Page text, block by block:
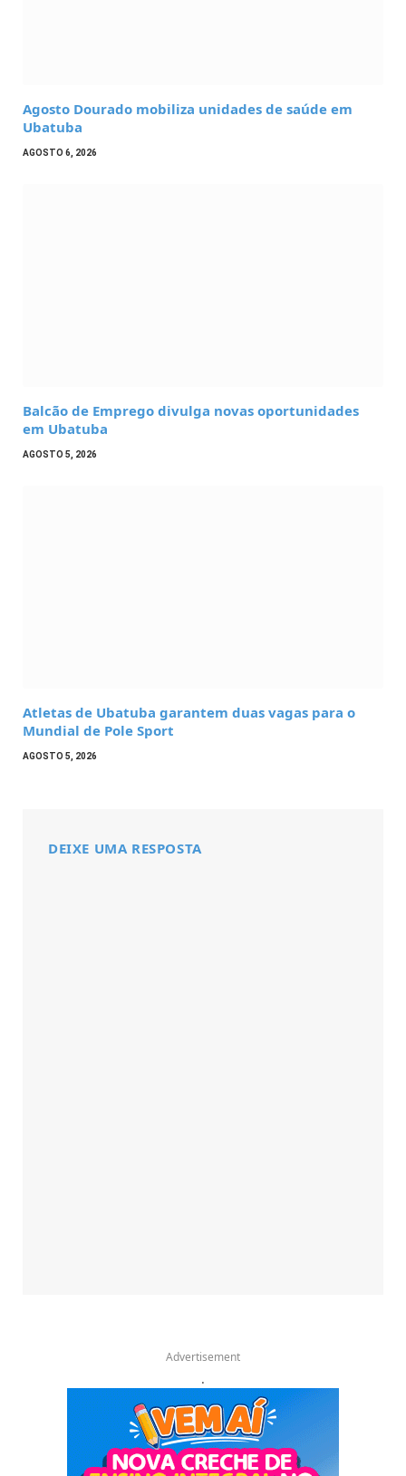
Agosto Dourado mobiliza unidades de saúde em
Ubatuba
AGOSTO 6, 2026
Balcão de Emprego divulga novas oportunidades
em Ubatuba
AGOSTO 5, 2026
Atletas de Ubatuba garantem duas vagas para o
Mundial de Pole Sport
AGOSTO 5, 2026
DEIXE UMA RESPOSTA
Advertisement
.